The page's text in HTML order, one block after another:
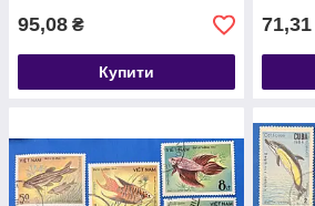
95,08 ₴
Купити
71,31